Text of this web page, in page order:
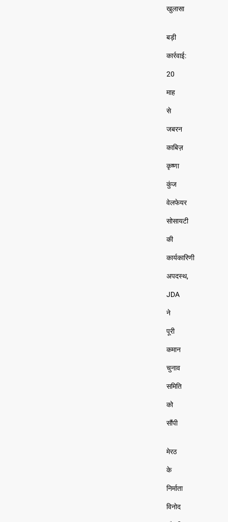
खुलासा
बड़ी
कार्रवाई:
20
माह
से
जबरन
काबिज़
कृष्णा
कुंज
वेलफेयर
सोसायटी
की
कार्यकारिणी
अपदस्थ,
JDA
ने
पूरी
कमान
चुनाव
समिति
को
सौंपी
मेरठ
के
निर्माता
विनोद